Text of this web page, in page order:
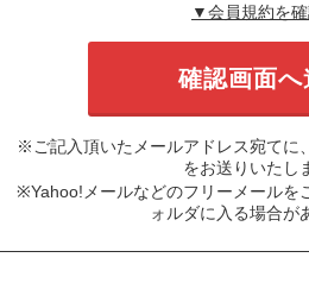
▼会員規約を
※ご記入頂いたメールアドレス宛てに
をお送りいたし
※Yahoo!メールなどのフリーメールを
ォルダに入る場合が